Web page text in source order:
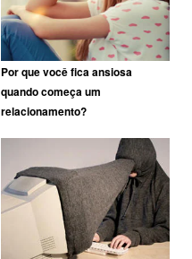
Por que você fica ansiosa
quando começa um
relacionamento?